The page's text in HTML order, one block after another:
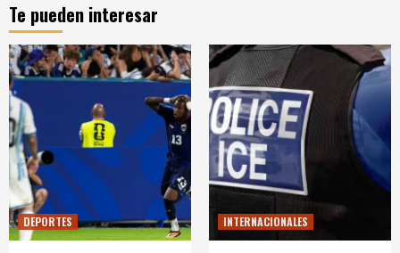
Te pueden interesar
DEPORTES INTERNACIONALES